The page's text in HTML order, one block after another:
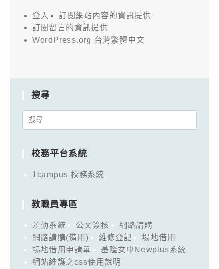
登入
訂閱網站內容的資訊提供
訂閱留言的資訊提供
WordPress.org 台灣繁體中文
搜尋
Search
校務平台系統
1campus 校務系統
教職員專區
差勤系統 公文簽核
網路請購
網路請購(備用)
維修登記
場地借用
場地借用申請單
基隆女中Newplus系統
網站維護之css使用說明